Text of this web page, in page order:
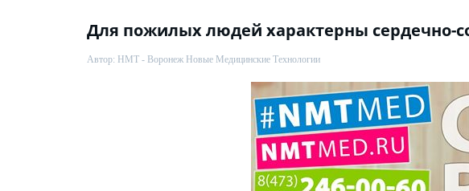
Для пожилых людей характерны сердечно-
Автор: НМТ - Воронеж Новые Медицинские Технологии